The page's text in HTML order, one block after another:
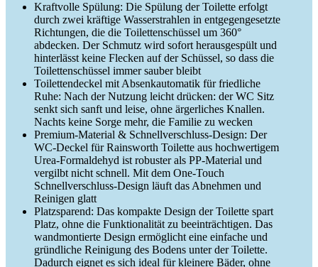
Kraftvolle Spülung: Die Spülung der Toilette erfolgt
durch zwei kräftige Wasserstrahlen in entgegengesetzte
Richtungen, die die Toilettenschüssel um 360°
abdecken. Der Schmutz wird sofort herausgespült und
hinterlässt keine Flecken auf der Schüssel, so dass die
Toilettenschüssel immer sauber bleibt
Toilettendeckel mit Absenkautomatik für friedliche
Ruhe: Nach der Nutzung leicht drücken: der WC Sitz
senkt sich sanft und leise, ohne ärgerliches Knallen.
Nachts keine Sorge mehr, die Familie zu wecken
Premium-Material & Schnellverschluss-Design: Der
WC-Deckel für Rainsworth Toilette aus hochwertigem
Urea-Formaldehyd ist robuster als PP-Material und
vergilbt nicht schnell. Mit dem One-Touch
Schnellverschluss-Design läuft das Abnehmen und
Reinigen glatt
Platzsparend: Das kompakte Design der Toilette spart
Platz, ohne die Funktionalität zu beeinträchtigen. Das
wandmontierte Design ermöglicht eine einfache und
gründliche Reinigung des Bodens unter der Toilette.
Dadurch eignet es sich ideal für kleinere Bäder, ohne